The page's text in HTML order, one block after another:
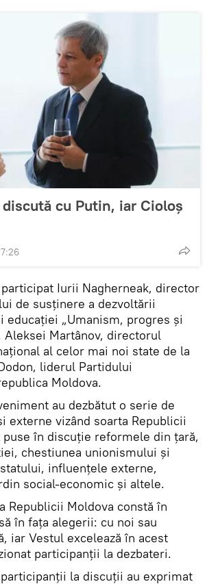
cu Putin, iar Cioloş
Iurii Nagherneak, director
de susținere a dezvoltării
„Umanism, progres și
Aleksei Martânov, directorul
al celor mai noi state de la
liderul Partidului
Moldova.
au dezbătut o serie de
externe vizând soarta Republicii
în discuţie reformele din ţară,
chestiunea unionismului şi
influenţele externe,
social-economic şi altele.
Republicii Moldova constă în
în faţa alegerii: cu noi sau
iar Vestul excelează în acest
participanţii la dezbateri.
la discuţii au exprimat